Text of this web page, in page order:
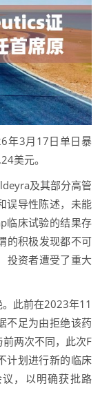
3月17日单日暴
美元。
及其部分高管
误导性陈述，未能
临床试验的结果存
的积极发现都不可
投资者遭受了重大
此前在2023年11
不足为由拒绝该药
两次不同，此次F
计划进行新的临床
，以明确获批路